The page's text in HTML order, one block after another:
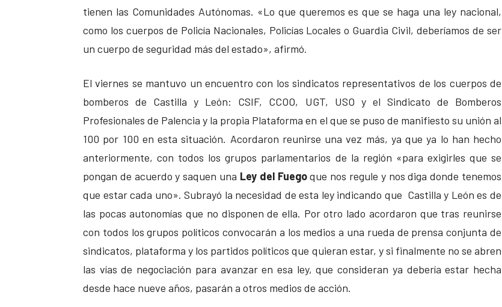
tienen las Comunidades Autónomas. «Lo que queremos es que se haga una ley nacional,
como los cuerpos de Policía Nacionales, Policías Locales o Guardia Civil, deberíamos de ser
un cuerpo de seguridad más del estado», afirmó.
El viernes se mantuvo un encuentro con los sindicatos representativos de los cuerpos de
bomberos de Castilla y León: CSIF, CCOO, UGT, USO y el Sindicato de Bomberos
Profesionales de Palencia y la propia Plataforma en el que se puso de manifiesto su unión al
100 por 100 en esta situación. Acordaron reunirse una vez más, ya que ya lo han hecho
anteriormente, con todos los grupos parlamentarios de la región «para exigirles que se
pongan de acuerdo y saquen una Ley del Fuegoque nos regule y nos diga donde tenemos
que estar cada uno». Subrayó la necesidad de esta ley indicando que Castilla y León es de
las pocas autonomías que no disponen de ella. Por otro lado acordaron que tras reunirse
con todos los grupos políticos convocarán a los medios a una rueda de prensa conjunta de
sindicatos, plataforma y los partidos políticos que quieran estar, y si finalmente no se abren
las vías de negociación para avanzar en esa ley, que consideran ya debería estar hecha
desde hace nueve años, pasarán a otros medios de acción.